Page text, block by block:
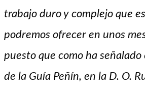
trabajo duro y complejo que
podremos ofrecer en unos
puesto que como ha
de la Guía Peñín, en la D. O.